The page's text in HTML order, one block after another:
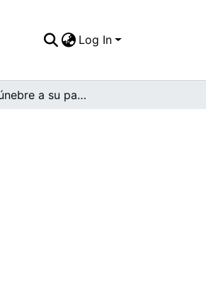
Log In
Cortejo fúnebre a su paso por la Plaza de la Concordia